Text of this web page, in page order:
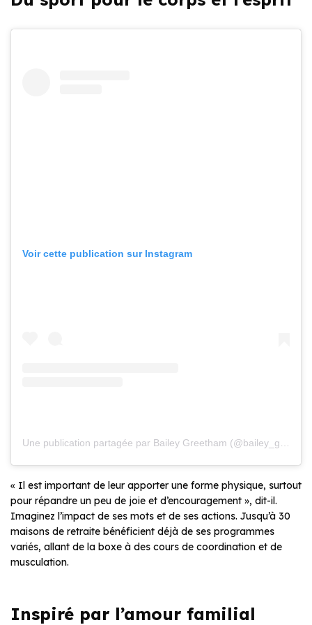
Voir cette publication sur Instagram
« Il est important de leur apporter une forme physique, surtout
pour répandre un peu de joie et d’encouragement », dit-il.
Imaginez l’impact de ses mots et de ses actions. Jusqu’à 30
maisons de retraite bénéficient déjà de ses programmes
variés, allant de la boxe à des cours de coordination et de
musculation.
Inspiré par l’amour familial